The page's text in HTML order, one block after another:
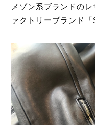
メゾン系ブランドの
ァクトリーブランド「